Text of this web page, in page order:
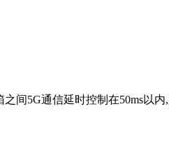
间5G通信延时控制在50ms以